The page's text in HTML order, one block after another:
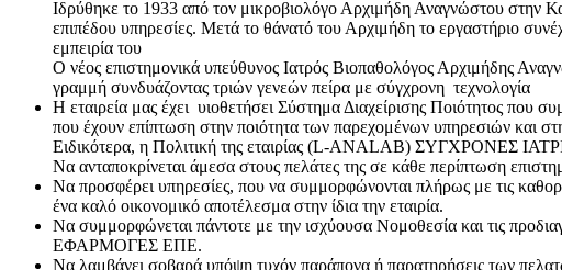
Ιδρύθηκε το 1933 από τον μικροβιολόγο Αρχιμήδη Αναγνώστου στην
επιπέδου υπηρεσίες. Μετά το θάνατό του Αρχιμήδη το εργαστήριο
εμπειρία του
Ο νέος επιστημονικά υπεύθυνος Ιατρός Βιοπαθολόγος Αρχιμήδης
γραμμή συνδυάζοντας τριών γενεών πείρα με σύγχρονη τεχνολογία
Η εταιρεία μας έχει υιοθετήσει Σύστημα Διαχείρισης Ποιότητος που
που έχουν επίπτωση στην ποιότητα των παρεχομένων υπηρεσιών και
Ειδικότερα, η Πολιτική της εταιρίας (L-ANALAB) ΣΥΓΧΡΟΝΕΣ
Να ανταποκρίνεται άμεσα στους πελάτες της σε κάθε περίπτωση
Να προσφέρει υπηρεσίες, που να συμμορφώνονται πλήρως με τις
ένα καλό οικονομικό αποτέλεσμα στην ίδια την εταιρία.
Να συμμορφώνεται πάντοτε με την ισχύουσα Νομοθεσία και τις
ΕΦΑΡΜΟΓΕΣ ΕΠΕ.
Να λαμβάνει σοβαρά υπόψη τυχόν παράπονα ή παρατηρήσεις των